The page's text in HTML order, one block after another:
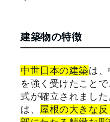
建築物の特徴
中世日本の建築は
を強く受けたこと
式が確立されまし
は、 屋根の大きな